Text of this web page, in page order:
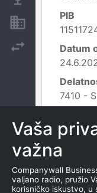
Nekretnine i
PIB
Datum
7410 -
Vaša
važna
Companywall
valjano radio, pružio
korisničko iskustvo,